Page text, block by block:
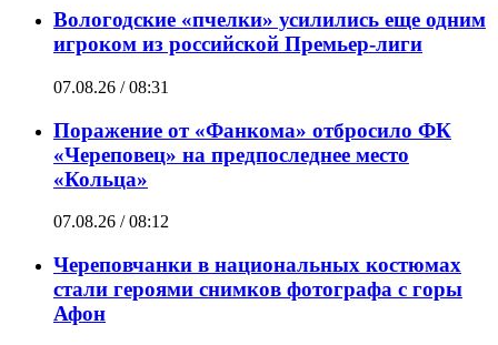
Вологодские «пчелки» усилились еще одним
игроком из российской Премьер-лиги
07.08.26 / 08:31
Поражение от «Фанкома» отбросило ФК
«Череповец» на предпоследнее место
«Кольца»
07.08.26 / 08:12
Череповчанки в национальных костюмах
стали героями снимков фотографа с горы
Афон